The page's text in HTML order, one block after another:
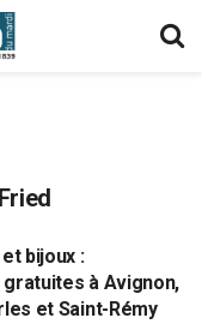
bijoux :
à Avignon,
et Saint-Rémy